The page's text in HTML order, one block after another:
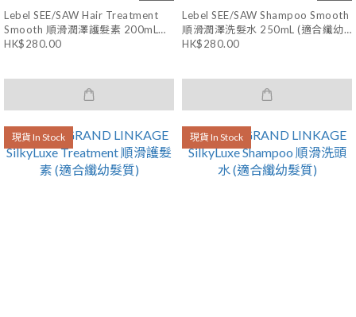
Lebel SEE/SAW Hair Treatment
Smooth 順滑潤澤護髮素 200mL
(適合纖幼髮質)
HK$280.00
Lebel SEE/SAW Shampoo Smooth
順滑潤澤洗髮水 250mL (適合纖幼
髮質)
HK$280.00
現貨 In Stock 現貨 In Stock